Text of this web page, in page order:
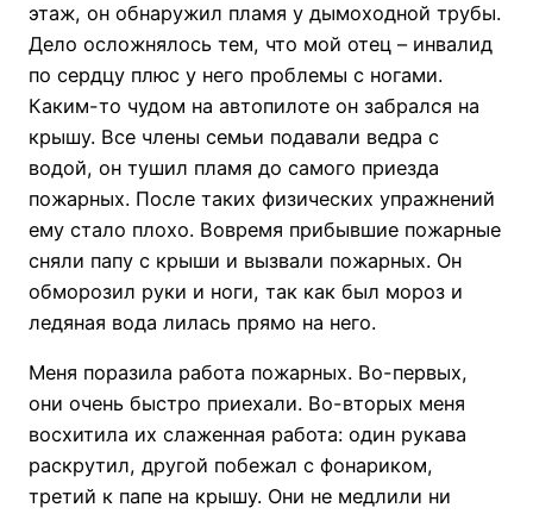
этаж, он обнаружил пламя у дымоходной трубы.
Дело осложнялось тем, что мой отец – инвалид
по сердцу плюс у него проблемы с ногами.
Каким-то чудом на автопилоте он забрался на
крышу. Все члены семьи подавали ведра с
водой, он тушил пламя до самого приезда
пожарных. После таких физических упражнений
ему стало плохо. Вовремя прибывшие пожарные
сняли папу с крыши и вызвали пожарных. Он
обморозил руки и ноги, так как был мороз и
ледяная вода лилась прямо на него.
Меня поразила работа пожарных. Во-первых,
они очень быстро приехали. Во-вторых меня
восхитила их слаженная работа: один рукава
раскрутил, другой побежал с фонариком,
третий к папе на крышу. Они не медлили ни